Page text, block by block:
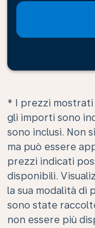
* I prezzi
gli importi sono
sono inclusi. Non
ma può essere
prezzi indicati
disponibili.
la sua modalità
sono state
non essere più